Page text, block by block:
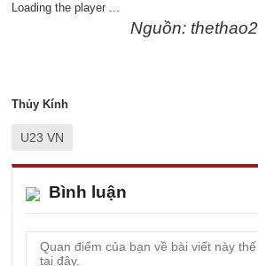
Loading the player ...
Nguồn:
Thủy Kính
U23 VN
Bình luận